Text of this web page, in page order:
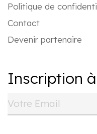
Politique de
Contact
Devenir partenaire
Inscription